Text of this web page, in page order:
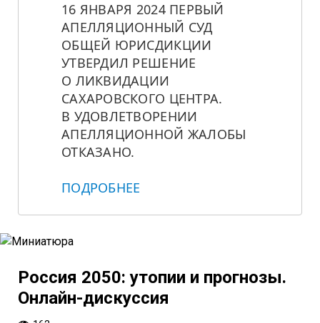
16 ЯНВАРЯ 2024 ПЕРВЫЙ
АПЕЛЛЯЦИОННЫЙ СУД
ОБЩЕЙ ЮРИСДИКЦИИ
УТВЕРДИЛ РЕШЕНИЕ
О ЛИКВИДАЦИИ
САХАРОВСКОГО ЦЕНТРА.
В УДОВЛЕТВОРЕНИИ
АПЕЛЛЯЦИОННОЙ ЖАЛОБЫ
ОТКАЗАНО.
ПОДРОБНЕЕ
Россия 2050: утопии и прогнозы.
Онлайн-дискуссия